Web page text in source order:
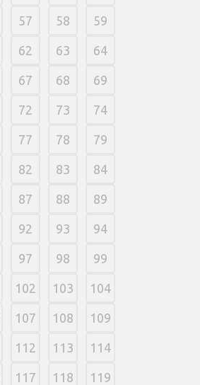
57 58 59
62 63 64
67 68 69
72 73 74
77 78 79
82 83 84
87 88 89
92 93 94
97 98 99
102 103 104
107 108 109
112 113 114
117 118 119